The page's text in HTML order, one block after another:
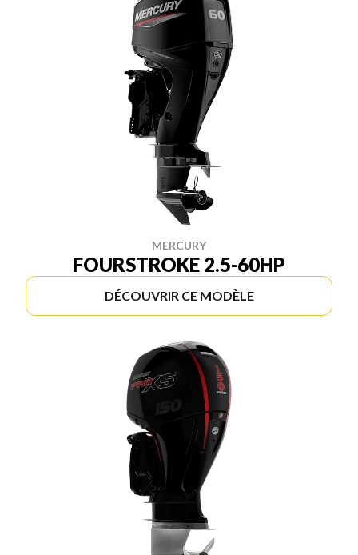
MERCURY
FOURSTROKE 2.5-60HP
DÉCOUVRIR CE MODÈLE